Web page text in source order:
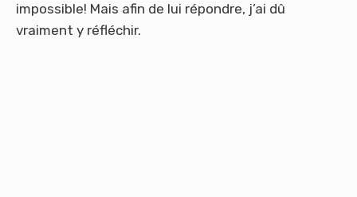
impossible! Mais afin de lui répondre, j’ai dû
vraiment y réfléchir.